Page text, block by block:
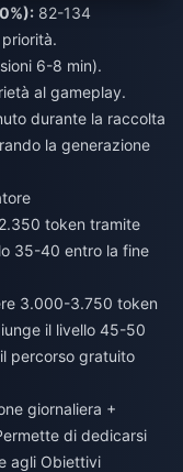
82-134
6-8 min).
al gameplay.
durante la raccolta
la generazione
token tramite
35-40 entro la fine
3.000-3.750 token
il livello 45-50
percorso gratuito
giornaliera +
di dedicarsi
agli Obiettivi